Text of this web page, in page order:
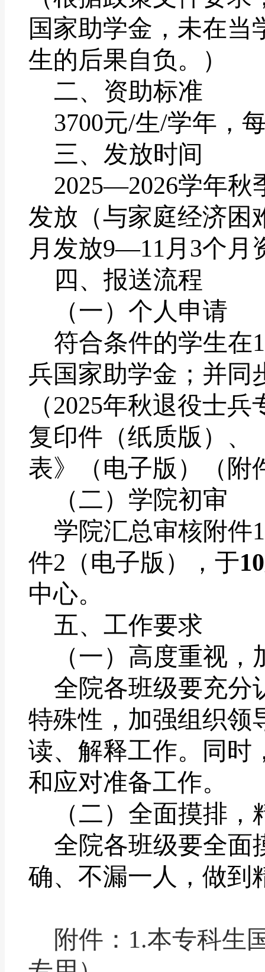
国家助学金，未在当
生的后果自负。
）
二、资助标准
3700元/生/学年，
三、发放时间
2025—2026学年秋
发放（与家庭经济困
月发放9—11 月 3个月
四、报送流程
（一）个人申请
符合条件的学生在
兵国家助学金；并同
（2025年秋退役士兵
复印件（纸质版）、
表》（电子版）（附
（二）学院初审
学院汇总审核附件1
件2 （电子版），于10
中心。
五、工作要求
（一）高度重视，
全院各班级要充分
特殊性，加强组织领
读、解释工作。同时
和应对准备工作。
（二）全面摸排，
全院各班级要全面
确、不漏一人，做到
附件： 1.本专科生